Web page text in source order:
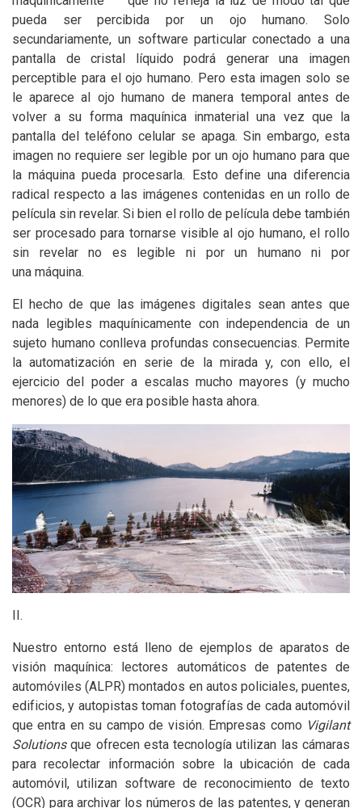
pueda ser percibida por un ojo humano. Solo
secundariamente, un software particular conectado a una
pantalla de cristal líquido podrá generar una imagen
perceptible para el ojo humano. Pero esta imagen solo se
le aparece al ojo humano de manera temporal antes de
volver a su forma maquínica inmaterial una vez que la
pantalla del teléfono celular se apaga. Sin embargo, esta
imagen no requiere ser legible por un ojo humano para que
la máquina pueda procesarla. Esto define una diferencia
radical respecto a las imágenes contenidas en un rollo de
película sin revelar. Si bien el rollo de película debe también
ser procesado para tornarse visible al ojo humano, el rollo
sin revelar no es legible ni por un humano ni por
una máquina.
El hecho de que las imágenes digitales sean antes que
nada legibles maquínicamente con independencia de un
sujeto humano conlleva profundas consecuencias. Permite
la automatización en serie de la mirada y, con ello, el
ejercicio del poder a escalas mucho mayores (y mucho
menores) de lo que era posible hasta ahora.
II.
Nuestro entorno está lleno de ejemplos de aparatos de
visión maquínica: lectores automáticos de patentes de
automóviles (ALPR) montados en autos policiales, puentes,
edificios, y autopistas toman fotografías de cada automóvil
que entra en su campo de visión. Empresas como Vigilant
Solutionsque ofrecen esta tecnología utilizan las cámaras
para recolectar información sobre la ubicación de cada
automóvil, utilizan software de reconocimiento de texto
(OCR) para archivar los números de las patentes, y generan